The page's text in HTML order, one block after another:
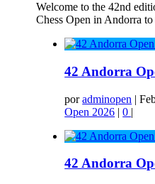
Welcome to the 42nd
Chess Open in Andorra
42 Andorra
poradminopen |
Open 2026 |0 |
42 Andorra